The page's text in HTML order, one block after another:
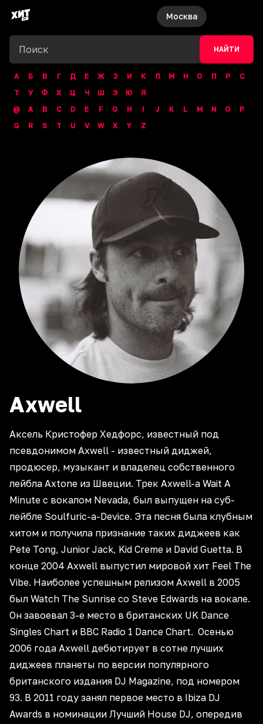
Москва
НАЙТИ
А Б В Г Д Е Ж З И К Л М Н О П Р
С
Т
У Ф Х Ц Ч Ш Э Ю
Я
@
A B C D E F G H I J K L M N O
P
Q
R S T U V W X Y Z
Axwell
Аксель Кристофер Хедфорс, известный под
псевдонимом Axwell - известный диджей,
продюсер, музыкант и владелец собственного
лейбла Axtone из Швеции. Трек Axwell-а Wait A
Minute с вокалом Nevada, был выпущен на суб-
лейбле Soulfuric-а-Device. Эта песня была клубным
хитом и получила признание таких диджеев как
Pete Tong, Junior Jack, Kid Creme и David Guetta. В
конце 2004 Axwell выпустил мировой хит Feel The
Vibe. Наиболее успешным релизом Axwell в 2005
был Watch The Sunrise со Steve Edwards на вокале.
Он завоевал 3-е место в британских UK Dance
Singles Chart и BBC Radio 1 Dance Chart. Осенью
2006 года Axwell дебютирует в сотне лучших
диджеев планеты по версии популярного
британского издания DJ Magazine, под номером
93. В 2011 году занял первое место в Ibiza DJ
Awards в номинации Лучший House DJ, опередив